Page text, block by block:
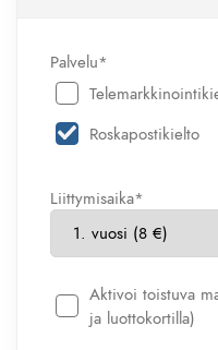
Palvelu*
Roskapostikielto
Liittymisaika*
Aktivoi toistuva
ja luottokortilla)